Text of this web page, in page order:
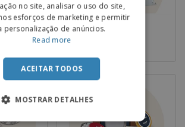
Taças e Troféus
no site, analisar o uso do site,
esforços de marketing e permitir
personalização de anúncios.
Read more
ACEITAR TODOS
MOSTRAR DETALHES